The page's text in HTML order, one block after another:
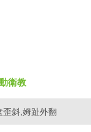
衛教
歪斜,姆趾外翻